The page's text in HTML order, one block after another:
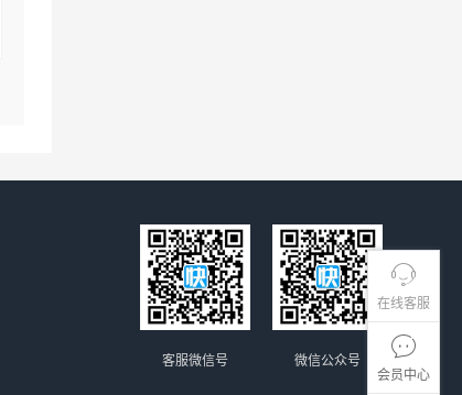
在线客服
会员中心
微信公众号
客服微信号